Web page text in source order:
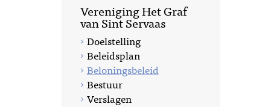
Vereniging Het Graf
van Sint Servaas
Doelstelling
Beleidsplan
Beloningsbeleid
Bestuur
Verslagen